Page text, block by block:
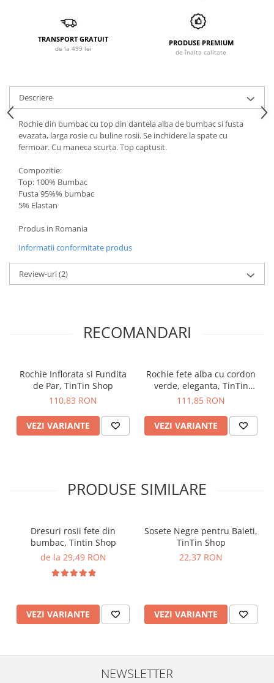
TRANSPORT GRATUIT
de la 499 lei
PRODUSE PREMIUM
de înalta calitate
Descriere
Rochie din bumbac cu top din dantela alba de bumbac si fusta
evazata, larga rosie cu buline rosii. Se inchidere la spate cu
fermoar. Cu maneca scurta. Top captusit.
Compozitie:
Top: 100% Bumbac
Fusta 95%% bumbac
5% Elastan
Produs in Romania
Informatii conformitate produs
Review-uri(2)
RECOMANDARI
Rochie Inflorata si Fundita
de Par, TinTin Shop
110,83 RON
VEZI VARIANTE
Rochie fete alba cu cordon
verde, eleganta, TinTin
Shop
111,85 RON
VEZI VARIANTE
PRODUSE SIMILARE
Dresuri rosii fete din
bumbac, Tintin Shop
de la 29,49 RON
VEZI VARIANTE
Sosete Negre pentru Baieti,
TinTin Shop
22,37 RON
VEZI VARIANTE
NEWSLETTER